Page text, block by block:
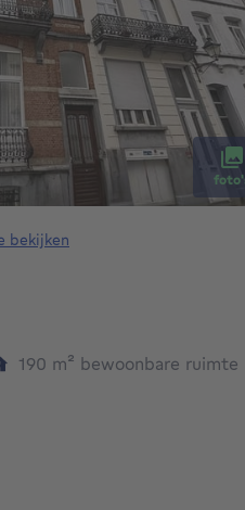
bekijken
190 m² vierkante meters
bewoonbare ruimte